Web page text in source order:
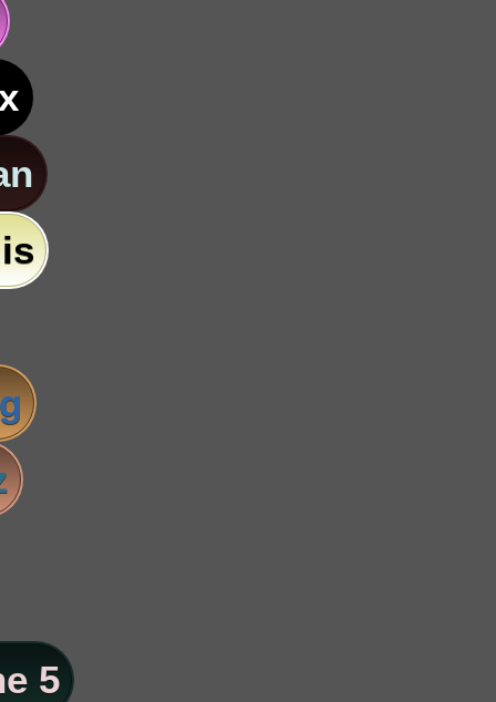
5